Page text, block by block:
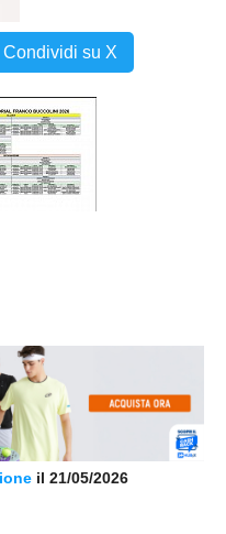
Condividi su X
il 21/05/2026